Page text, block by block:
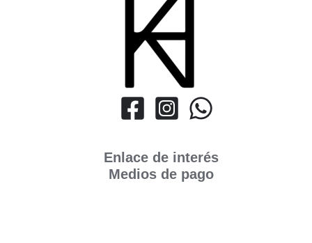
Enlace de interés
Medios de pago